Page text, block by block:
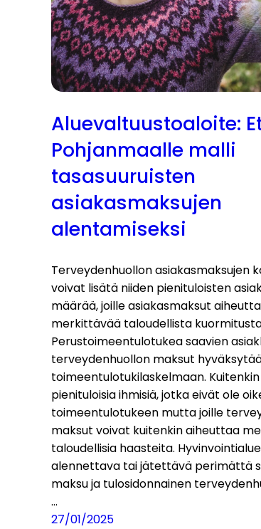
Aluevaltuustoaloite:
Pohjanmaalle malli
tasasuuruisten
asiakasmaksujen
alentamiseksi
Terveydenhuollon asiakasmaksujen
voivat lisätä niiden pienituloisten
määrää, joille asiakasmaksut
merkittävää taloudellista
Perustoimeentulotukea saavien
terveydenhuollon maksut
toimeentulotukilaskelmaan.
pienituloisia ihmisiä, jotka eivät ole
toimeentulotukeen mutta joille
maksut voivat kuitenkin aiheuttaa
taloudellisia haasteita.
alennettava tai jätettävä perimättä
maksu ja tulosidonnainen
…
27/01/2025